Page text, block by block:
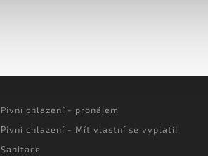
Pivní chlazení - pronájem
Pivní chlazení - Mít vlastní se vyplatí!
Sanitace